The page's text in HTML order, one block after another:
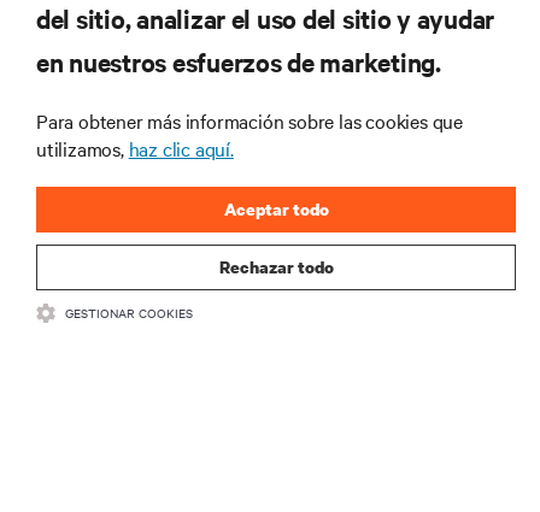
Regístrese en nuestra lista de correos
para recibir las últimas novedades de
industria de Vertiv.
REGISTRARSE
del sitio, analizar el uso del sitio y ayudar
en nuestros esfuerzos de marketing.
Para obtener más información sobre las cookies que
utilizamos, haz clic aquí.
Rechazar todo
Aceptar todo
GESTIONAR COOKIES